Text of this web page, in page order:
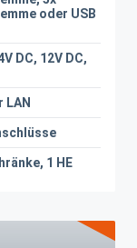
oder USB
DC, 12V DC,
LAN
1 HE